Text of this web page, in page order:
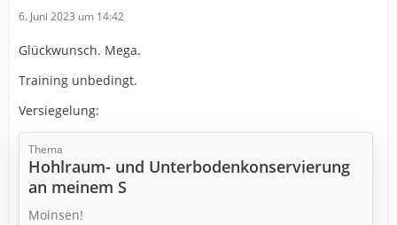
6. Juni 2023 um 14:42
Glückwunsch. Mega.
Training unbedingt.
Versiegelung:
Thema
Hohlraum- und Unterbodenkonservierung
an meinem S
Moinsen!